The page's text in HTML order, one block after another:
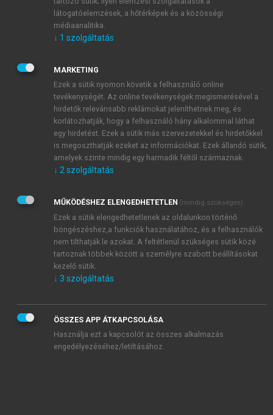
JELSZÓ
JELSZÓ ÚJRA
Kérek értesítést a MeRSZ újdonságairól, akcióiról.
Kérek értesítést az Akadémiai Kiadó Zrt. újdonságairól,
Adatkezelési tájékoztatóbanfoglaltakat tudomásul
veszem és elfogadom.
Általános vásárlási feltételeket, valamint a szotar.netés a
mersz.huoldalak licencszerződéseiben foglaltakat
tudomásul veszem és elfogadom.
KIPRÓBÁLOM
látogatóelemzések, a hőtérképek és a közösségi
médiaanalitika.
↓ 1 szolgáltatás
MARKETING
Ezek a sütik nyomon követik a felhasználó online
tevékenységét. Az online tevékenységek megismerésével a
hirdetők relevánsabb reklámokat jeleníthetnek meg, és
korlátozhatják, hogy a felhasználó hány alkalommal láthat
egy hirdetést. Ezek a sütik más szervezetekkel és hirdetőkkel
is megoszthatják ezeket az információkat. Ezek állandó sütik,
amelyek szinte mindig egy harmadik féltől származnak.
↓ 2 szolgáltatás
MŰKÖDÉSHEZ ELENGEDHETETLEN (mindig szükséges)
Ezek a sütik elengedhetetlenek az oldalunkon történő
böngészéshez,a funkciók használatához, és a felhasználók
nem tilthatják le azokat. A feltétlenül szükséges sütik közé
tartoznak többek között a személyre szabott beállításokat
kezelő sütik.
↓ 3 szolgáltatás
ÖSSZES APP ÁTKAPCSOLÁSA
Használja ezt a kapcsolót az összes alkalmazás
engedélyezéséhez/letiltásához.